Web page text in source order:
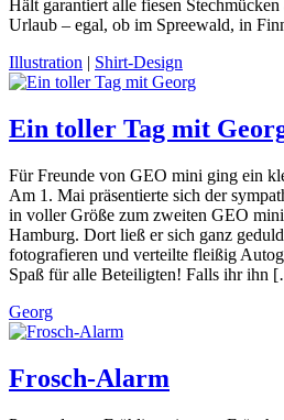
Hält garantiert alle fiesen
Urlaub – egal, ob im Spreewald, in
Illustration | Shirt-Design
Ein toller Tag mit
Für Freunde von GEO mini ging ein
Am 1. Mai präsentierte sich der
in voller Größe zum zweiten GEO
Hamburg. Dort ließ er sich ganz
fotografieren und verteilte fleißig
Spaß für alle Beteiligten! Falls ihr ihn
Georg
Frosch-Alarm